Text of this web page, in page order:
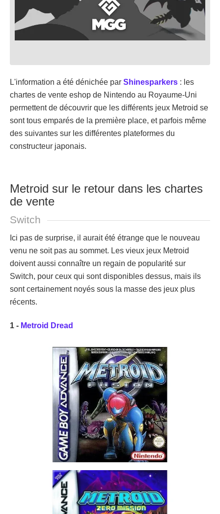
L'information a été dénichée par Shinesparkers : les
chartes de vente eshop de Nintendo au Royaume-Uni
permettent de découvrir que les différents jeux Metroid se
sont tous emparés de la première place, et parfois même
des suivantes sur les différentes plateformes du
constructeur japonais.
Metroid sur le retour dans les chartes
de vente
Switch
Ici pas de surprise, il aurait été étrange que le nouveau
venu ne soit pas au sommet. Les vieux jeux Metroid
doivent aussi connaître un regain de popularité sur
Switch, pour ceux qui sont disponibles dessus, mais ils
sont certainement noyés sous la masse des jeux plus
récents.
1 - Metroid Dread